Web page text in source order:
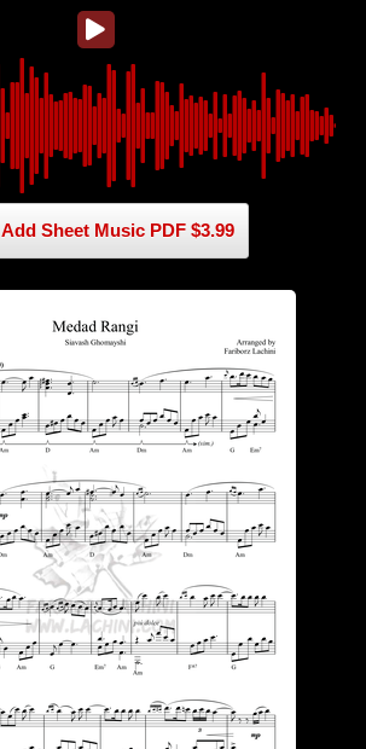
Add Sheet Music PDF $3.99